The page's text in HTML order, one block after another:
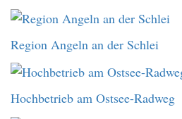
Region Angeln an der Schlei
Hochbetrieb am Ostsee-Radweg